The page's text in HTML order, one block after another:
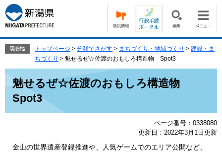
ー
ジ
の
で
す。
ニ
ュ
ー
ば
現在地 トップページ > 分類でさがす > まちづくり・地域づくり > 建設・ま
ちづくり > 魅せるぜ☆佐渡のおもしろ構造物 Spot3
魅せるぜ☆佐渡のおもしろ構造物
Spot3
ページ番号：0338080
更新日：2022年3月1日更新
金山の世界遺産登録推進や、人気ゲームでのエリア公開など、